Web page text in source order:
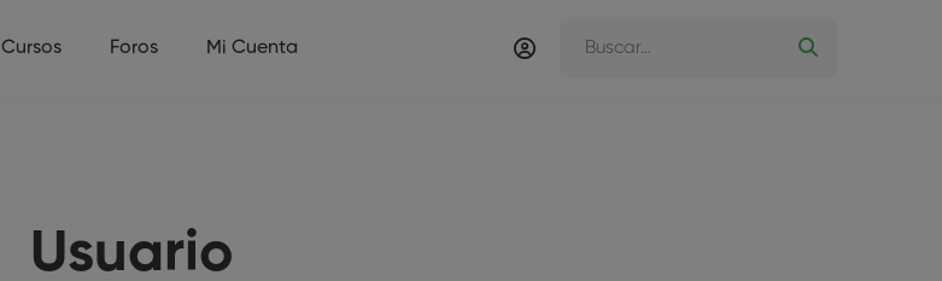
Cursos Foros Mi Cuenta
Usuario